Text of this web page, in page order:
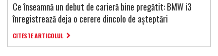
Ce înseamnă un debut de carieră bine pregătit: BMW i3
înregistrează deja o cerere dincolo de așteptări
CITESTE ARTICOLUL